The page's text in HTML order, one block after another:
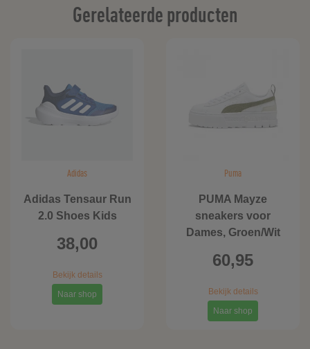
Gerelateerde producten
Adidas
Adidas Tensaur Run
2.0 Shoes Kids
38,00
Bekijk details
Naar shop
Puma
PUMA Mayze
sneakers voor
Dames, Groen/Wit
60,95
Bekijk details
Naar shop